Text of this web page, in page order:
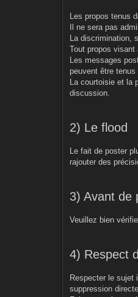
Les propos tenus
Il ne sera pas
La discrimination,
Tout propos
Les messages
peuvent être tenus
La courtoisie et la
discussion.
2) Le flood
Le fait de poster
rajouter des
3) Avant de
Veuillez bien
4) Respect
Respecter le sujet
suppression